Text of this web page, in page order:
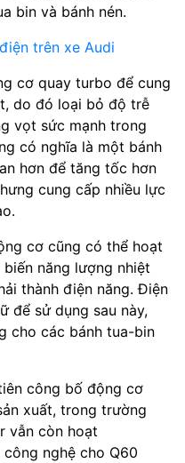
bin và bánh nén.
trên xe Audi
cơ quay turbo để cung
do đó loại bỏ độ trễ
vọt sức mạnh trong
có nghĩa là một bánh
hơn để tăng tốc hơn
cung cấp nhiều lực
cơ cũng có thể hoạt
năng lượng nhiệt
thành điện năng. Điện
để sử dụng sau này,
cho các bánh tua-bin
công bố động cơ
xuất, trong trường
vẫn còn hoạt
nghệ cho Q60